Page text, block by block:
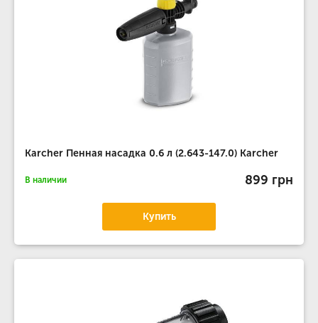
Karcher Пенная насадка 0.6 л (2.643-147.0) Karcher
В наличии 899 грн
Купить